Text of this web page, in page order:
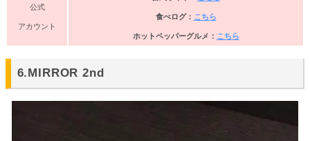
公式
アカウント
食べログ： こちら
ホットペッパーグルメ： こちら
6.MIRROR 2nd